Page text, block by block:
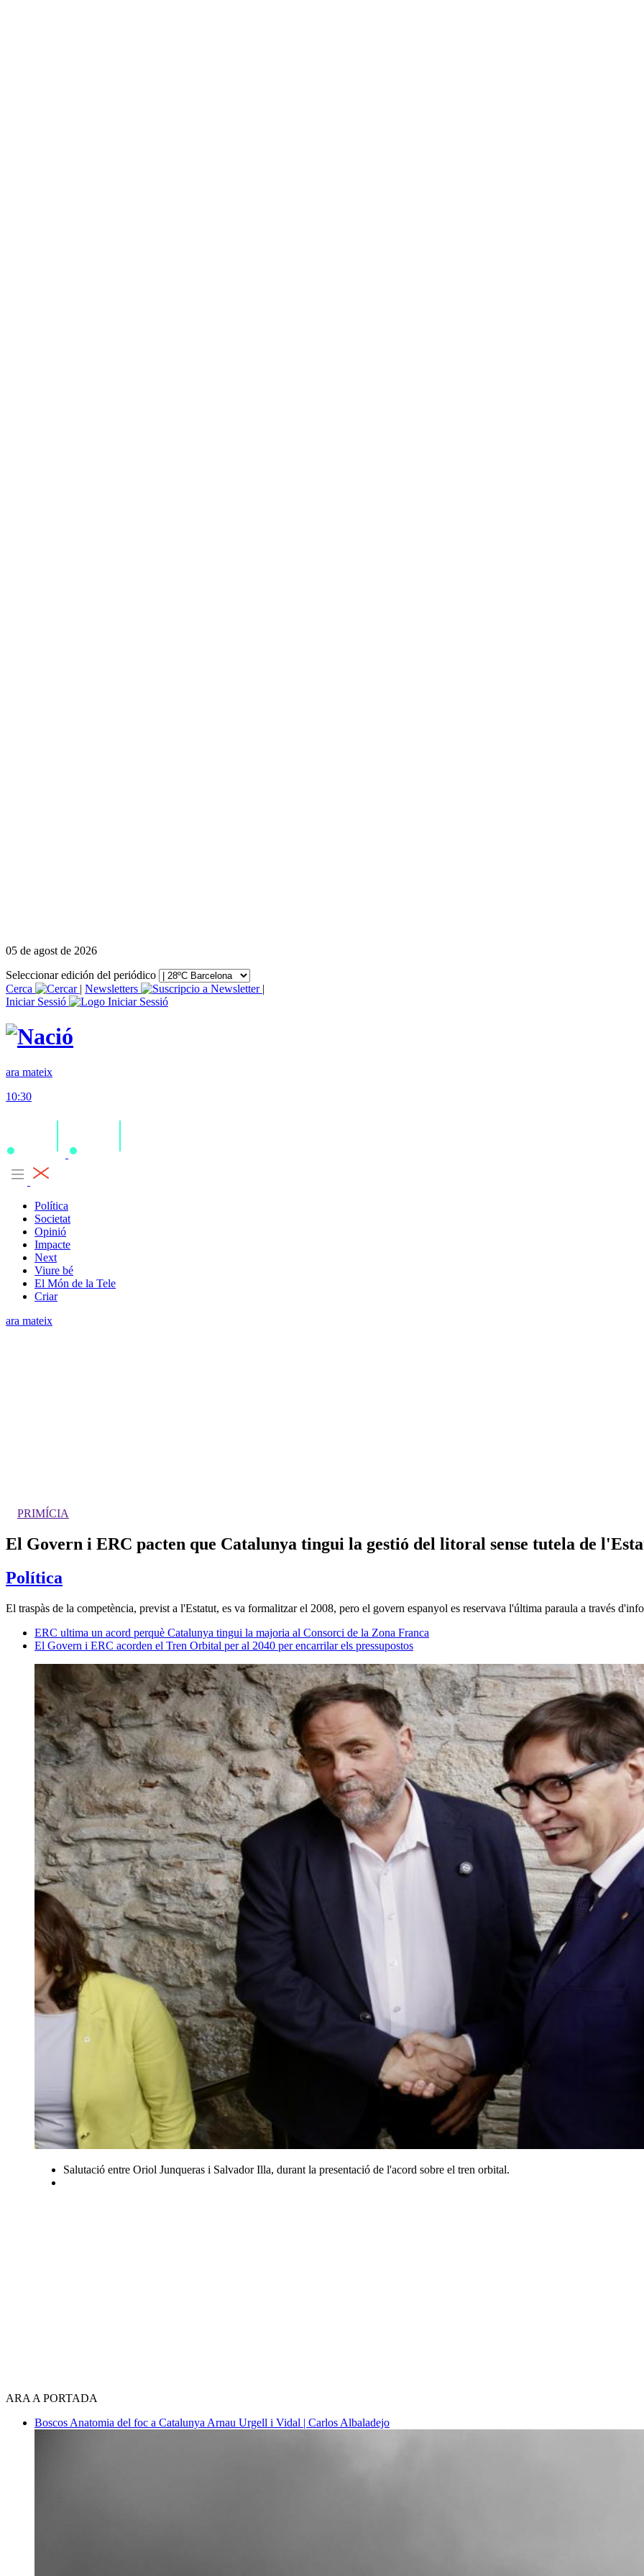
05 de agost de 2026
Seleccionar edición del periódico
Cerca
| Newsletters
|
Iniciar Sessió
ara mateix
10:30
Política
Societat
Opinió
Impacte
Next
Viure bé
El Món de la Tele
Criar
ara mateix
PRIMÍCIA
El Govern i ERC pacten que Catalunya tingui la gestió del litoral sense tutela de
Política
El traspàs de la competència, previst a l'Estatut, es va formalitzar el 2008, pero el govern espanyol es reservava l'última paraula a través
ERC ultima un acord perquè Catalunya tingui la majoria al Consorci de la Zona Franca
El Govern i ERC acorden el Tren Orbital per al 2040 per encarrilar els pressupostos
Salutació entre Oriol Junqueras i Salvador Illa, durant la presentació de l'acord sobre el tren orbital.
ARA A PORTADA
Boscos Anatomia del foc a Catalunya Arnau Urgell i Vidal | Carlos Albaladejo